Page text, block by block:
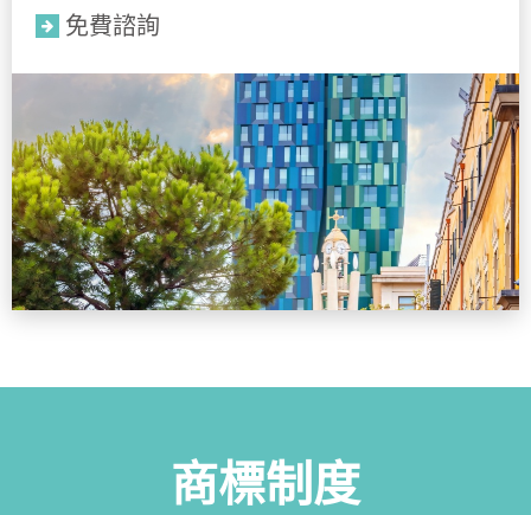
免費諮詢
商標制度